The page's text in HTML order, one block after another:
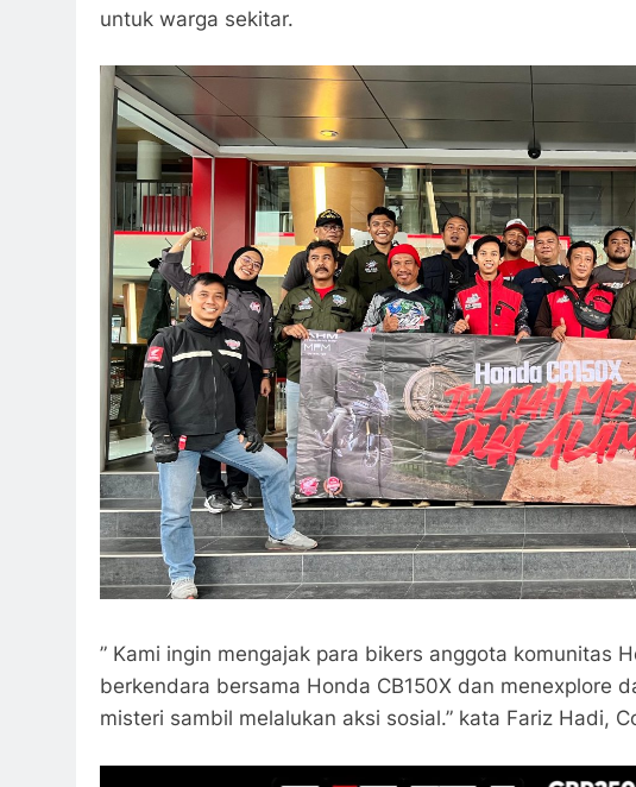
untuk warga sekitar.
” Kami ingin mengajak para bikers anggota komunitas
berkendara bersama Honda CB150X dan menexplore
misteri sambil melalukan aksi sosial.” kata Fariz Hadi,